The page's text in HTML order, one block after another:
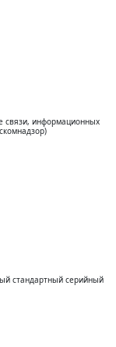
связи, информационных
стандартный серийный